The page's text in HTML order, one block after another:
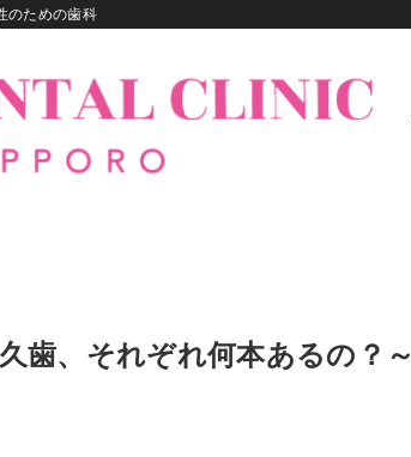
のための歯科
歯、それぞれ何本あるの？～